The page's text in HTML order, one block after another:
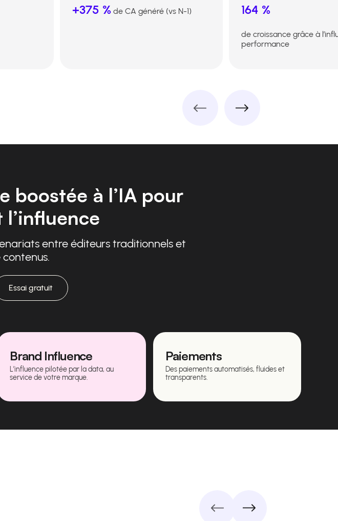
+375 % de CA généré (vs N-1) 164 %
de croissance grâce à
performance
boostée à l’IA pour
l’influence
entre éditeurs traditionnels et
Essai gratuit
Brand Influence
L’influence pilotée par la data, au
service de votre marque.
Paiements
Des paiements automatisés, fluides et
transparents.